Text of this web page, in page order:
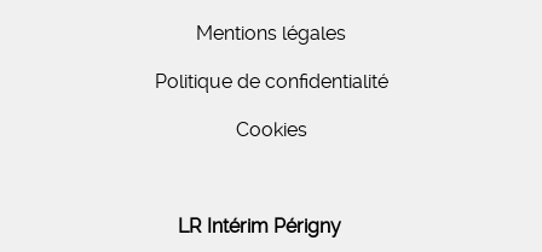
Mentions légales
Politique de confidentialité
Cookies
LR Intérim Périgny